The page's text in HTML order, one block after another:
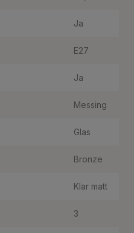
Ja
E27
Ja
Messing
Glas
Bronze
Klar matt
3